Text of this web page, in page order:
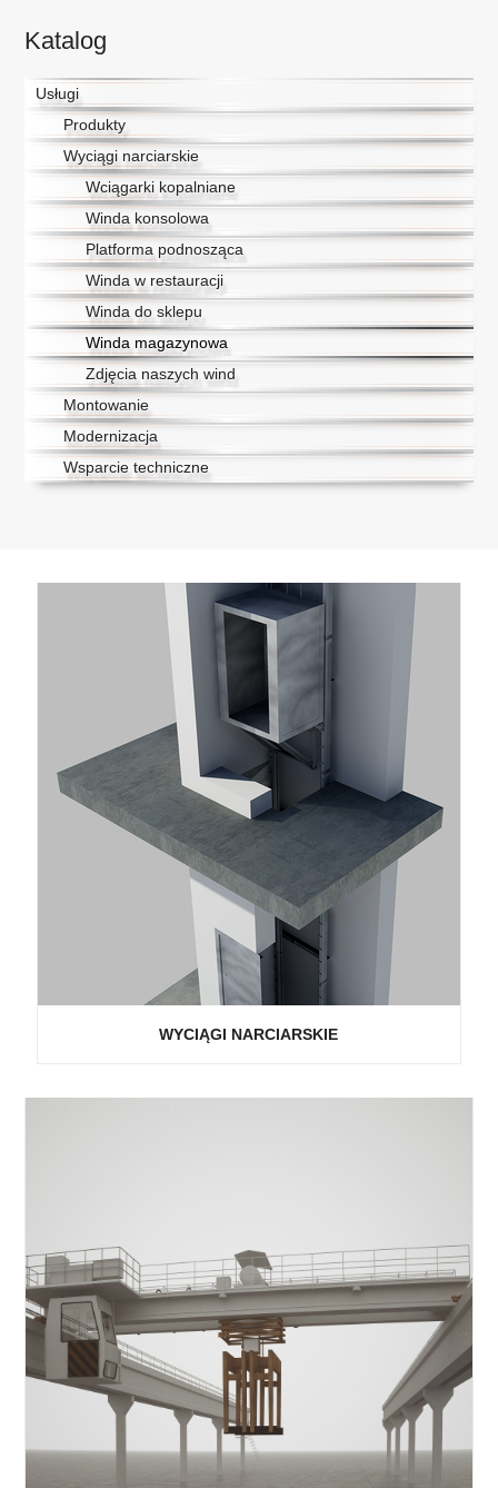
Katalog
Usługi
Produkty
Wyciągi narciarskie
Wciągarki kopalniane
Winda konsolowa
Platforma podnosząca
Winda w restauracji
Winda do sklepu
Winda magazynowa
Zdjęcia naszych wind
Montowanie
Modernizacja
Wsparcie techniczne
WYCIĄGI NARCIARSKIE